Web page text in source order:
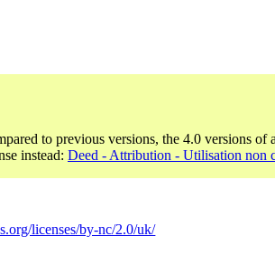
to previous versions, the 4.0 versions of
instead: Deed - Attribution - Utilisation non
licenses/by-nc/2.0/uk/